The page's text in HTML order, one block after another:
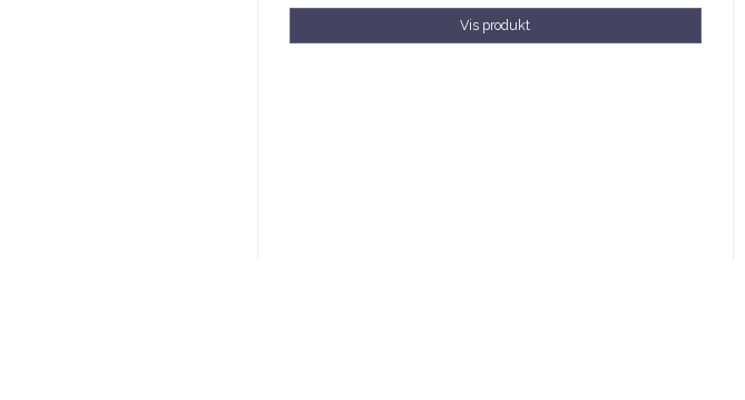
Vis produkt